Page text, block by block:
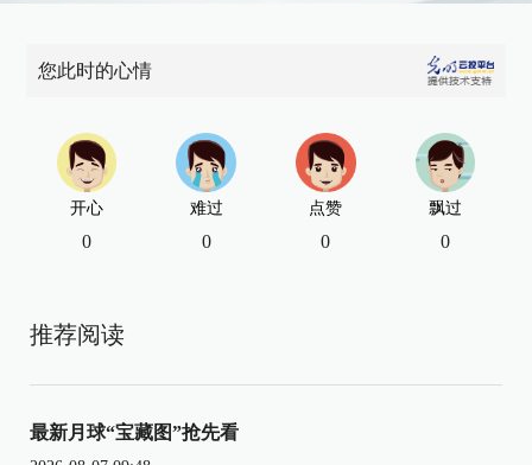
您此时的心情
开心
0
难过
0
点赞
0
飘过
0
推荐阅读
最新月球“宝藏图”抢先看